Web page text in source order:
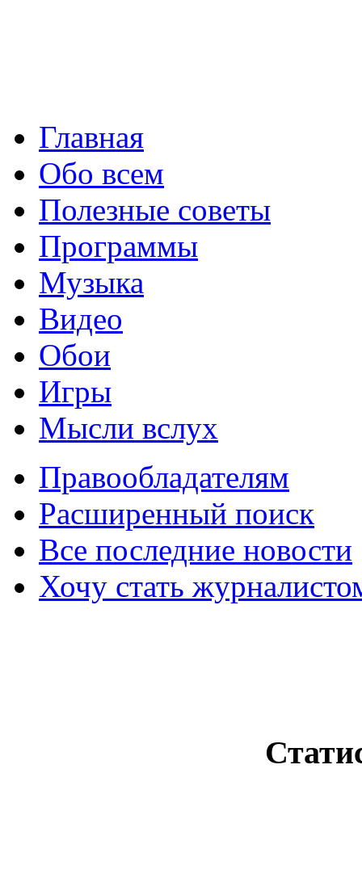
Главная
Обо всем
Полезные советы
Программы
Музыка
Видео
Обои
Игры
Мысли вслух
Правообладателям
Расширенный поиск
Все последние новости
Хочу стать